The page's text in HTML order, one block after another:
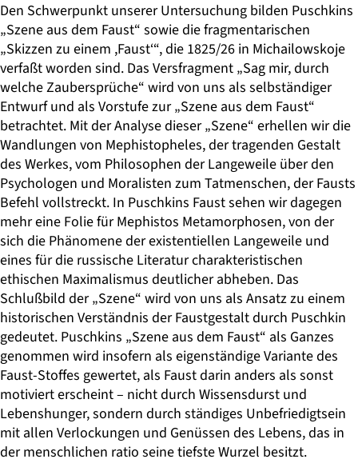
Den Schwerpunkt unserer Untersuchung bilden Puschkins
„Szene aus dem Faust“ sowie die fragmentarischen
„Skizzen zu einem ,Faust‘“, die 1825/26 in Michailowskoje
verfaßt worden sind. Das Versfragment „Sag mir, durch
welche Zaubersprüche“ wird von uns als selbständiger
Entwurf und als Vorstufe zur „Szene aus dem Faust“
betrachtet. Mit der Analyse dieser „Szene“ erhellen wir die
Wandlungen von Mephistopheles, der tragenden Gestalt
des Werkes, vom Philosophen der Langeweile über den
Psychologen und Moralisten zum Tatmenschen, der Fausts
Befehl vollstreckt. In Puschkins Faust sehen wir dagegen
mehr eine Folie für Mephistos Metamorphosen, von der
sich die Phänomene der existentiellen Langeweile und
eines für die russische Literatur charakteristischen
ethischen Maximalismus deutlicher abheben. Das
Schlußbild der „Szene“ wird von uns als Ansatz zu einem
historischen Verständnis der Faustgestalt durch Puschkin
gedeutet. Puschkins „Szene aus dem Faust“ als Ganzes
genommen wird insofern als eigenständige Variante des
Faust-Stoffes gewertet, als Faust darin anders als sonst
motiviert erscheint – nicht durch Wissensdurst und
Lebenshunger, sondern durch ständiges Unbefriedigtsein
mit allen Verlockungen und Genüssen des Lebens, das in
der menschlichen ratio seine tiefste Wurzel besitzt.